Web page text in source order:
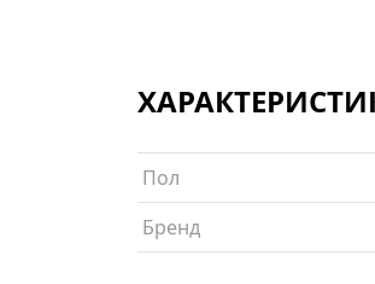
Пол
Бренд